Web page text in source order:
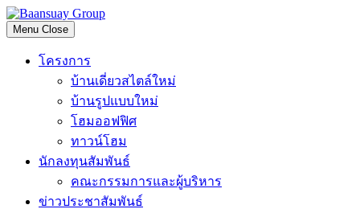
Skip
to
content
Menu Close
โครงการ
บ้านเดี่ยวสไตล์ใหม่
บ้านรูปแบบใหม่
โฮมออฟฟิศ
ทาวน์โฮม
นักลงทุนสัมพันธ์
คณะกรรมการและผู้บริหาร
ข่าวประชาสัมพันธ์